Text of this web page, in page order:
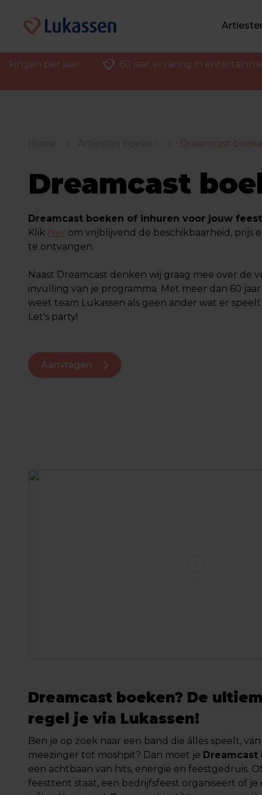
per jaar 60 jaar ervaring in
Dreamcast
Dreamcast
Dreamcast boeken of inhuren voor jouw
Klik hier om vrijblijvend de beschikbaarheid, prijs
te ontvangen.
Naast Dreamcast denken wij graag mee over de
invulling van je programma. Met meer dan 60
weet team Lukassen als geen ander wat er
Let's party!
Aanvragen
Dreamcast boeken? De
regel je via Lukassen!
Ben je op zoek naar een band die álles speelt,
meezinger tot moshpit? Dan moet je Dreamcast
een achtbaan van hits, energie en feestgedruis.
feesttent staat, een bedrijfsfeest organiseert of je